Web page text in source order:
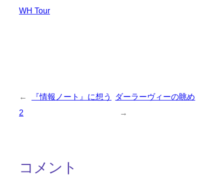
WH Tour
←
『情報ノート』に想う
2
ダーラーヴィーの眺め
→
コメント